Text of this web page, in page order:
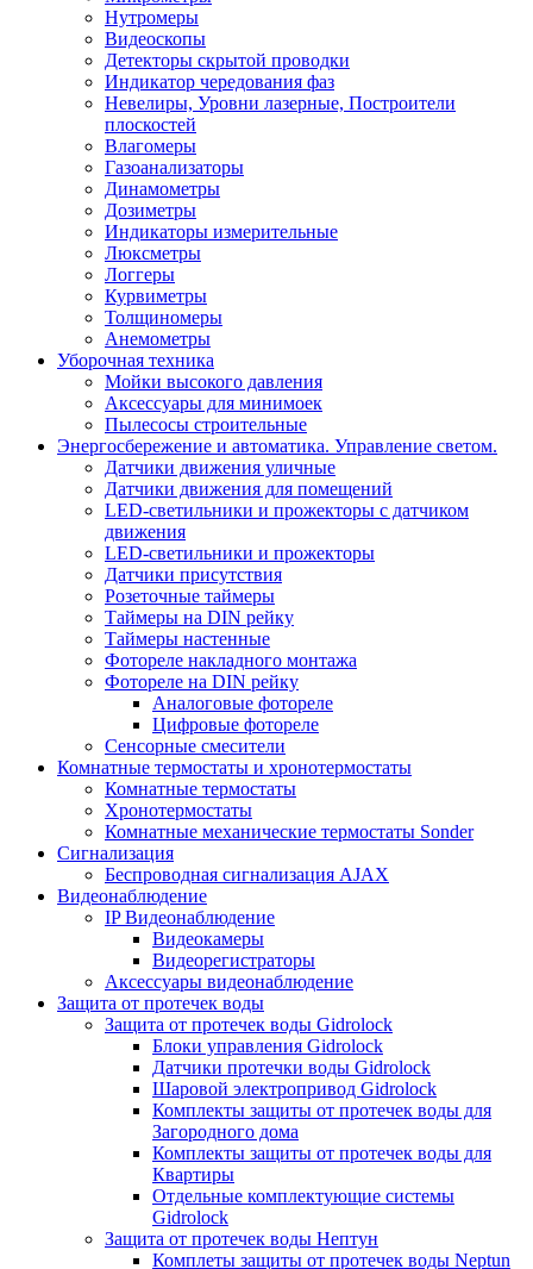
Нутромеры
Видеоскопы
Детекторы скрытой проводки
Индикатор чередования фаз
Невелиры, Уровни лазерные, Построители
плоскостей
Влагомеры
Газоанализаторы
Динамометры
Дозиметры
Индикаторы измерительные
Люксметры
Логгеры
Курвиметры
Толщиномеры
Анемометры
Уборочная техника
Мойки высокого давления
Аксессуары для минимоек
Пылесосы строительные
Энергосбережение и автоматика. Управление светом.
Датчики движения уличные
Датчики движения для помещений
LED-светильники и прожекторы с датчиком
движения
LED-светильники и прожекторы
Датчики присутствия
Розеточные таймеры
Таймеры на DIN рейку
Таймеры настенные
Фотореле накладного монтажа
Фотореле на DIN рейку
Аналоговые фотореле
Цифровые фотореле
Сенсорные смесители
Комнатные термостаты и хронотермостаты
Комнатные термостаты
Хронотермостаты
Комнатные механические термостаты Sonder
Сигнализация
Беспроводная сигнализация AJAX
Видеонаблюдение
IP Видеонаблюдение
Видеокамеры
Видеорегистраторы
Аксессуары видеонаблюдение
Защита от протечек воды
Защита от протечек воды Gidrolock
Блоки управления Gidrolock
Датчики протечки воды Gidrolock
Шаровой электропривод Gidrolock
Комплекты защиты от протечек воды для
Загородного дома
Комплекты защиты от протечек воды для
Квартиры
Отдельные комплектующие системы
Gidrolock
Защита от протечек воды Нептун
Комплеты защиты от протечек воды Neptun